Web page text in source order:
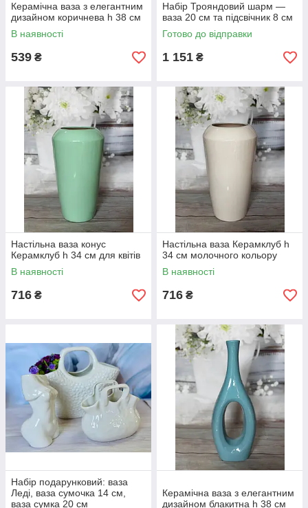
Керамічна ваза з елегантним
дизайном коричнева h 38 см
В наявності
539 ₴
Набір Трояндовий шарм —
ваза 20 см та підсвічник 8 см
Готово до відправки
1 151 ₴
Настільна ваза конус
Керамклуб h 34 см для квітів
В наявності
716 ₴
Настільна ваза Керамклуб h
34 см молочного кольору
В наявності
716 ₴
Набір подарунковий: ваза
Леді, ваза сумочка 14 см,
ваза сумка 20 см
Керамічна ваза з елегантним
дизайном блакитна h 38 см